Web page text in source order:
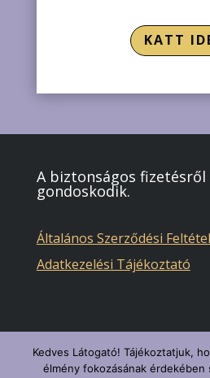
KATT
A biztonságos fizetésről
gondoskodik.
Általános Szerződési
Adatkezelési Tájékoztató
Kedves Látogató! Tájékoztatjuk,
élmény fokozásának érdekében